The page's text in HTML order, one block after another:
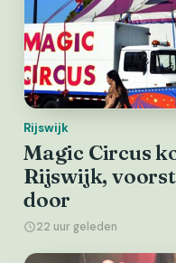
Rijswijk
Magic Circus
Rijswijk,
door
22 uur geleden